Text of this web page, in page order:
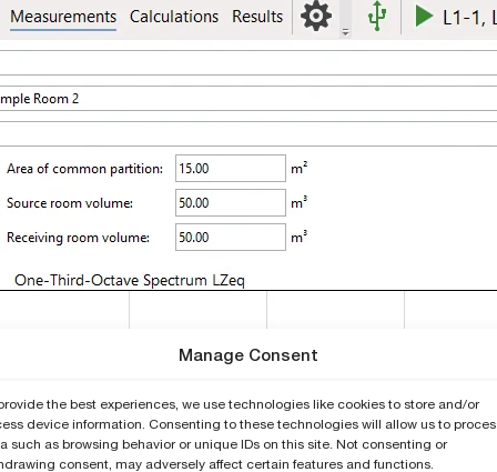
Manage Consent
the best experiences, we use technologies like cookies to store and/or
device information. Consenting to these technologies will allow us to
such as browsing behavior or unique IDs on this site. Not consenting or
consent, may adversely affect certain features and functions.